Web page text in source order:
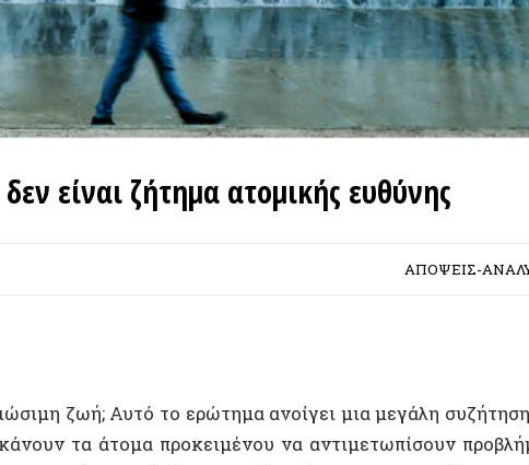
ζήτημα ατομικής ευθύνης
ΑΠΟΨΕΙΣ-ΑΝΑΛΥΣΕΙΣ
τα άτομα προκειμένου να αντιμετωπίσουν προβλήματα